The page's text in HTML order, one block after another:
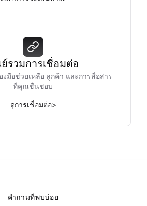
รวมการเชื่อมต่อ
งมือช่วยเหลือ ลูกค้า และการสื่อสาร
ที่คุณชื่นชอบ
ดูการเชื่อมต่อ>
คำถามที่พบบ่อย